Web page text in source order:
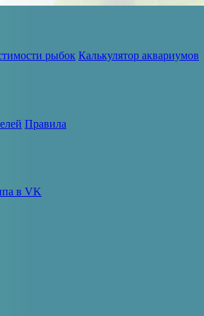
рыбок Калькулятор аквариумов
Правила
в VK